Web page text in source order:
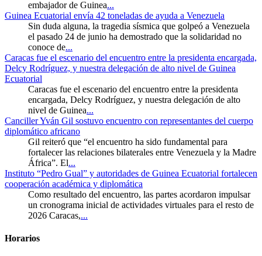
embajador de Guinea...
Guinea Ecuatorial envía 42 toneladas de ayuda a Venezuela
Sin duda alguna, la tragedia sísmica que golpeó a Venezuela
el pasado 24 de junio ha demostrado que la solidaridad no
conoce de...
Caracas fue el escenario del encuentro entre la presidenta encargada,
Delcy Rodríguez, y nuestra delegación de alto nivel de Guinea
Ecuatorial
Caracas fue el escenario del encuentro entre la presidenta
encargada, Delcy Rodríguez, y nuestra delegación de alto
nivel de Guinea...
Canciller Yván Gil sostuvo encuentro con representantes del cuerpo
diplomático africano
Gil reiteró que “el encuentro ha sido fundamental para
fortalecer las relaciones bilaterales entre Venezuela y la Madre
África”. El...
Instituto “Pedro Gual” y autoridades de Guinea Ecuatorial fortalecen
cooperación académica y diplomática
Como resultado del encuentro, las partes acordaron impulsar
un cronograma inicial de actividades virtuales para el resto de
2026 Caracas,...
Horarios